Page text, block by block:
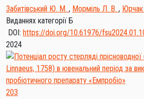
Забитівський Ю. М. , Морміль Л. В. ,
Виданнях категорії Б
DOI: https://doi.org/10.61976/
2024
203